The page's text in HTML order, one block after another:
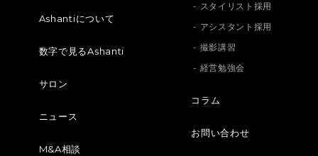
Ashantiについて
数字で見るAshanti
サロン
ニュース
M&A相談
- スタイリスト採用
- アシスタント採用
- 撮影講習
- 経営勉強会
コラム
お問い合わせ